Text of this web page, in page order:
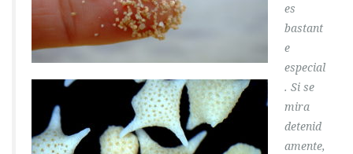
es
bastant
e
especial
. Si se
mira
detenid
amente,